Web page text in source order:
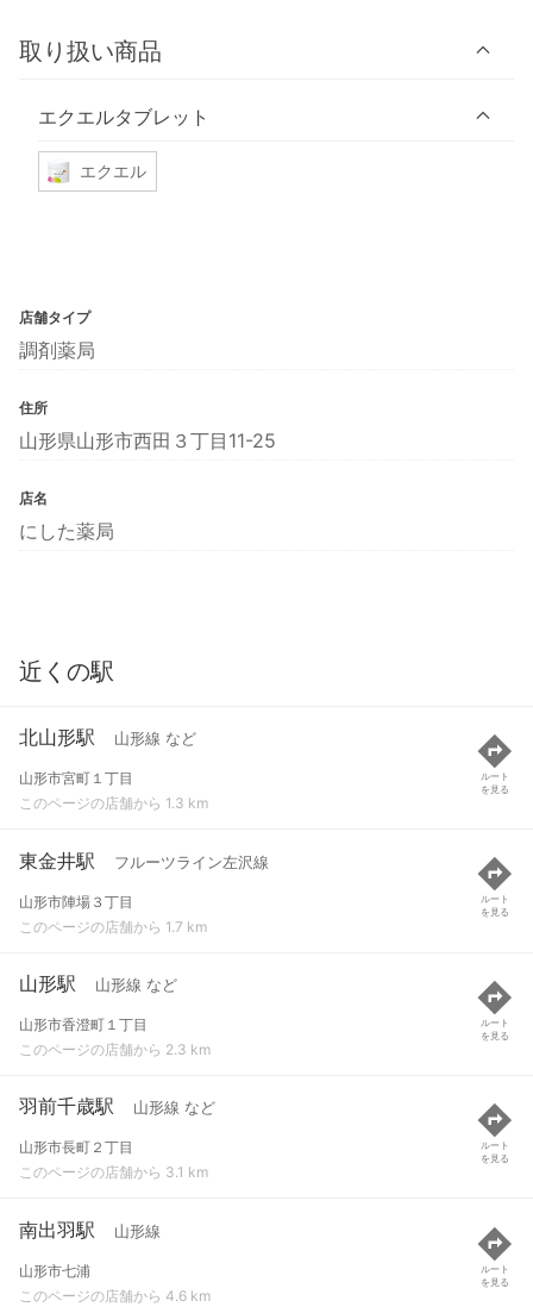
取り扱い商品
エクエルタブレット
エクエル
店舗タイプ
調剤薬局
住所
山形県山形市西田３丁目11-25
店名
にした薬局
近くの駅
北山形駅 山形線 など
山形市宮町１丁目
このページの店舗から 1.3 km
ルート
を見る
東金井駅 フルーツライン左沢線
山形市陣場３丁目
このページの店舗から 1.7 km
ルート
を見る
山形駅 山形線 など
山形市香澄町１丁目
このページの店舗から 2.3 km
ルート
を見る
羽前千歳駅 山形線 など
山形市長町２丁目
このページの店舗から 3.1 km
ルート
を見る
南出羽駅 山形線
山形市七浦
このページの店舗から 4.6 km
ルート
を見る